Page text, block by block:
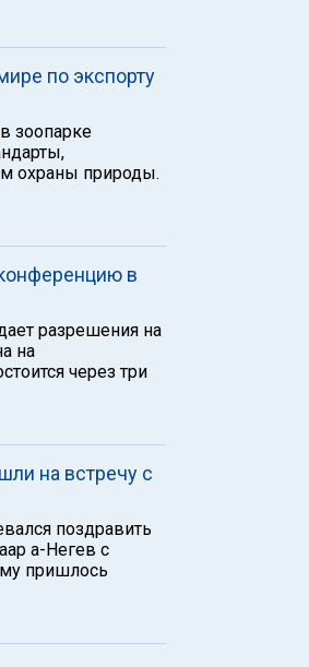
по экспорту
зоопарке
охраны природы.
в
разрешения на
на
через три
на встречу с
поздравить
а-Негев с
пришлось